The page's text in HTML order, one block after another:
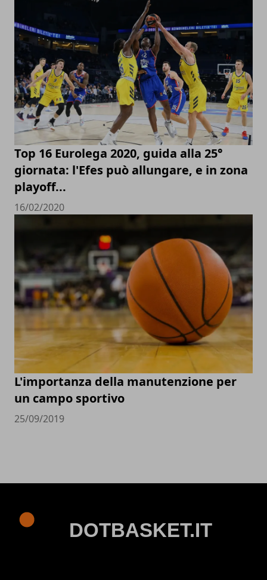
Top 16 Eurolega 2020, guida alla 25°
giornata: l'Efes può allungare, e in zona
playoff...
16/02/2020
L'importanza della manutenzione per
un campo sportivo
25/09/2019